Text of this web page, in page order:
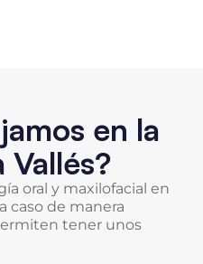
en la
oral y maxilofacial en
caso de manera
tener unos